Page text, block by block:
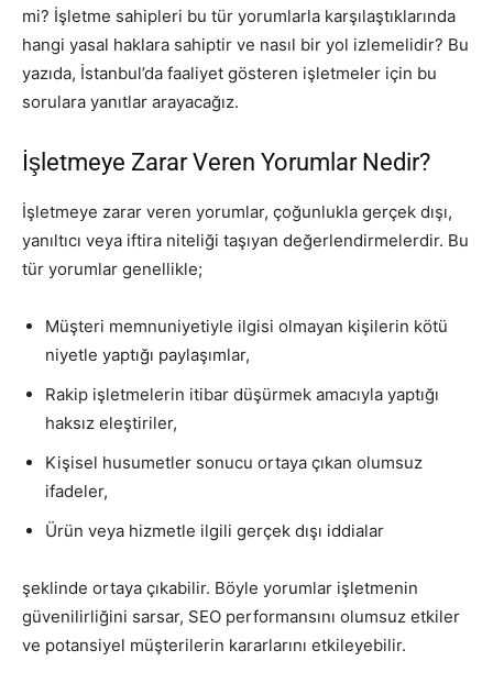
mi? İşletme sahipleri bu tür yorumlarla karşılaştıklarında
hangi yasal haklara sahiptir ve nasıl bir yol izlemelidir? Bu
yazıda, İstanbul’da faaliyet gösteren işletmeler için bu
sorulara yanıtlar arayacağız.
İşletmeye Zarar Veren Yorumlar Nedir?
İşletmeye zarar veren yorumlar, çoğunlukla gerçek dışı,
yanıltıcı veya iftira niteliği taşıyan değerlendirmelerdir. Bu
tür yorumlar genellikle;
Müşteri memnuniyetiyle ilgisi olmayan kişilerin kötü
niyetle yaptığı paylaşımlar,
Rakip işletmelerin itibar düşürmek amacıyla yaptığı
haksız eleştiriler,
Kişisel husumetler sonucu ortaya çıkan olumsuz
ifadeler,
Ürün veya hizmetle ilgili gerçek dışı iddialar
şeklinde ortaya çıkabilir. Böyle yorumlar işletmenin
güvenilirliğini sarsar, SEO performansını olumsuz etkiler
ve potansiyel müşterilerin kararlarını etkileyebilir.